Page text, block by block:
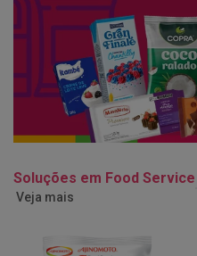
Soluções em Food Service
Veja mais